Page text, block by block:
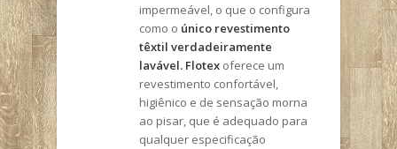
impermeável, o que o configura
como o único revestimento
têxtil verdadeiramente
lavável. Flotex oferece um
revestimento confortável,
higiênico e de sensação morna
ao pisar, que é adequado para
qualquer especificação